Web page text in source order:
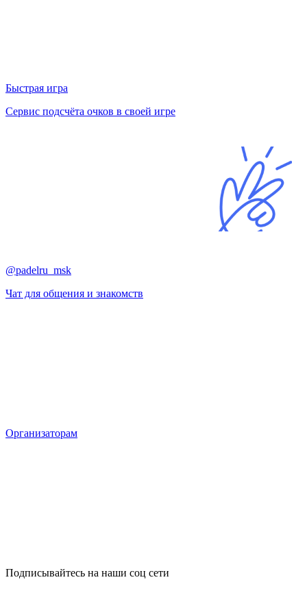
Быстрая игра
Сервис подсчёта очков в своей игре
@padelru_msk
Чат для общения и знакомств
Организаторам
Подписывайтесь на наши соц сети